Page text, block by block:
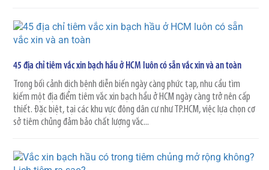
45 địa chỉ tiêm vắc xin bạch hầu ở HCM luôn có sẵn vắc xin và an toàn
Trong bối cảnh dịch bệnh diễn biến ngày càng phức tạp, nhu cầu tìm
kiếm một địa điểm tiêm vắc xin bạch hầu ở HCM ngày càng trở nên cấp
thiết. Đặc biệt, tại các khu vực đông dân cư như TP.HCM, việc lựa chọn cơ
sở tiêm chủng đảm bảo chất lượng vắc...